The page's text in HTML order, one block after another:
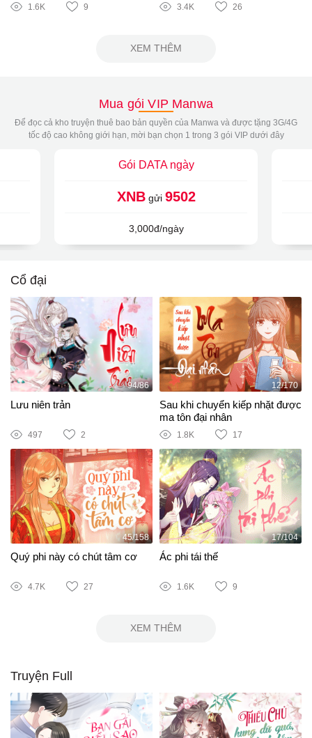
1.6K 9 3.4K 26
XEM THÊM
Mua gói VIP Manwa
Để đọc cả kho truyện thuê bao bản quyền của Manwa và được tặng 3G/4G
tốc độ cao không giới hạn, mời bạn chọn 1 trong 3 gói VIP dưới đây
Gói DATA ngày
XNBgửi 9502
3,000đ/ngày
Cổ đại
94/86
Lưu niên trản
497 2
12/170
Sau khi chuyển kiếp nhặt được
ma tôn đại nhân
1.8K 17
45/158
Quý phi này có chút tâm cơ
4.7K 27
17/104
Ác phi tái thế
1.6K 9
XEM THÊM
Truyện Full